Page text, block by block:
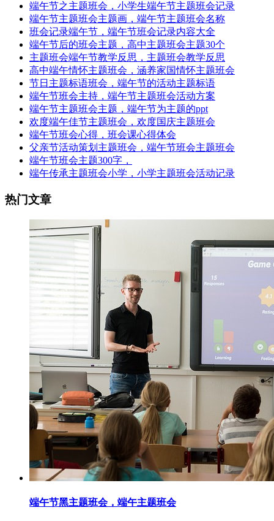
端午节之主题班会，小学生端午节主题班会记录
端午节主题班会主题画，端午节主题班会名称
班会记录端午节，端午节班会记录内容大全
端午节后的班会主题，高中主题班会主题30个
主题班会端午节教学反思，主题班会教学反思
高中端午情怀主题班会，涵养家国情怀主题班会
节日主题标语班会，端午节的活动主题标语
端午节班会主持，端午节主题班会活动方案
端午节主题班会主题，端午节为主题的ppt
欢度端午佳节主题班会，欢度国庆主题班会
端午节班会心得，班会课心得体会
父亲节活动策划主题班会，端午节班会主题班会
端午节班会主题300字，
端午传承主题班会小学，小学主题班会活动记录
热门文章
端午节黑主题班会，端午主题班会